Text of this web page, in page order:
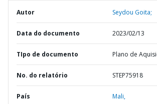
Autor Seydou Goita;
Data do documento 2023/02/13
TIpo de documento Plano de
No. do relatório STEP75918
País Mali,